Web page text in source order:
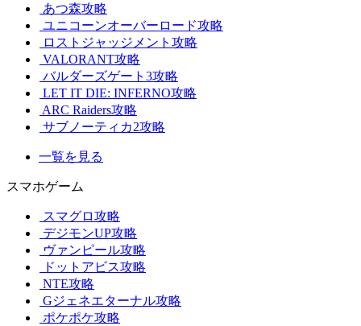
あつ森攻略
ユニコーンオーバーロード攻略
ロストジャッジメント攻略
VALORANT攻略
バルダーズゲート3攻略
LET IT DIE: INFERNO攻略
ARC Raiders攻略
サブノーティカ2攻略
一覧を見る
スマホゲーム
スマグロ攻略
デジモンUP攻略
ヴァンピール攻略
ドットアビス攻略
NTE攻略
Gジェネエターナル攻略
ポケポケ攻略